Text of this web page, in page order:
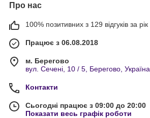
Про нас
100% позитивних з 129 відгуків за рік
Працює з 06.08.2018
м. Берегово
вул. Сечені, 10 / 5, Берегово, Україна
Контакти
Сьогодні працює з 09:00 до 20:00
Показати весь графік роботи